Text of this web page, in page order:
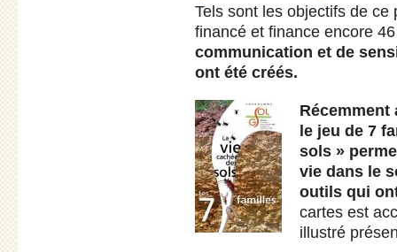
Tels sont les objectifs de ce
financé et finance encore
communication et de
ont été créés.
Récemment
le jeu de 7
sols »
vie dans le
outils qui
cartes est
illustré